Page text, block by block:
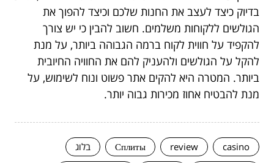
בדיוק כיצד לעצב את החנות שלכם וכיצד להפוך את
הגולשים ללקוחות משלמים. חשוב להבין כי יש צורך
להקפיד על חווית לקוח ברמה הגבוהה ביותר, על מנת
להקל על הגולשים ולהעניק להם את החוויה החיובית
ביותר. המטרה היא להקים אתר פשוט ונוח לשימוש, על
מנת להבטיח אחוז מכירות גבוה יותר.
casino
review
Сплиты
בלוג